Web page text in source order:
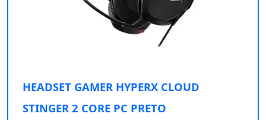
HEADSET GAMER HYPERX CLOUD
STINGER 2 CORE PC PRETO